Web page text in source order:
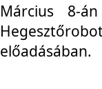
Március 8-
előadásában.